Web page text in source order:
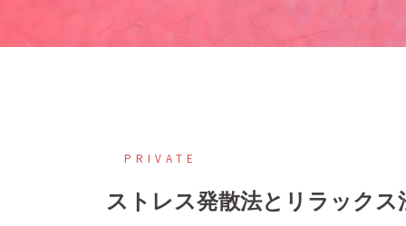
PRIVATE
ストレス発散法とリラックス